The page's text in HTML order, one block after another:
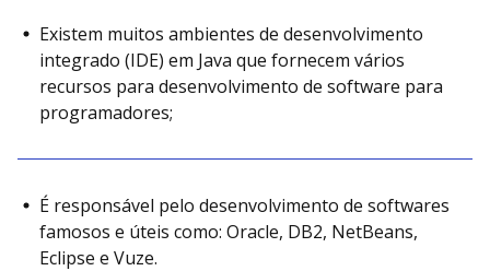
Existem muitos ambientes de desenvolvimento
integrado (IDE) em Java que fornecem vários
recursos para desenvolvimento de software para
programadores;
É responsável pelo desenvolvimento de softwares
famosos e úteis como: Oracle, DB2, NetBeans,
Eclipse e Vuze.